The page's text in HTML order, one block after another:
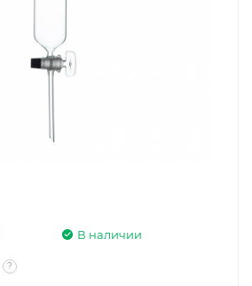
В наличии
?